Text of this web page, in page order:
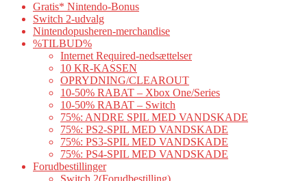
Gratis* Nintendo-Bonus
Switch 2-udvalg
Nintendopusheren-merchandise
%TILBUD%
Internet Required-nedsættelser
10 KR-KASSEN
OPRYDNING/CLEAROUT
10-50% RABAT – Xbox One/Series
10-50% RABAT – Switch
75%: ANDRE SPIL MED VANDSKADE
75%: PS2-SPIL MED VANDSKADE
75%: PS3-SPIL MED VANDSKADE
75%: PS4-SPIL MED VANDSKADE
Forudbestillinger